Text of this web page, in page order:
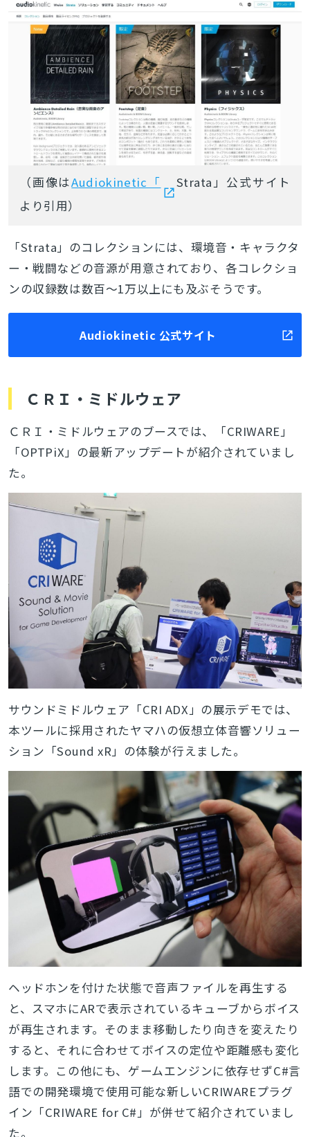
（画像はAudiokinetic「
Strata」公式サイト
より引用）
「Strata」のコレクションには、環境音・キャラクタ
ー・戦闘などの音源が用意されており、各コレクショ
ンの収録数は数百～1万以上にも及ぶそうです。
Audiokinetic 公式サイト
ＣＲＩ・ミドルウェア
ＣＲＩ・ミドルウェアのブースでは、「CRIWARE」
「OPTPiX」の最新アップデートが紹介されていまし
た。
サウンドミドルウェア「CRI ADX」の展示デモでは、
本ツールに採用されたヤマハの仮想立体音響ソリュー
ション「Sound xR」の体験が行えました。
ヘッドホンを付けた状態で音声ファイルを再生する
と、スマホにARで表示されているキューブからボイス
が再生されます。そのまま移動したり向きを変えたり
すると、それに合わせてボイスの定位や距離感も変化
します。この他にも、ゲームエンジンに依存せずC#言
語での開発環境で使用可能な新しいCRIWAREプラグ
イン「CRIWARE for C#」が併せて紹介されていまし
た。